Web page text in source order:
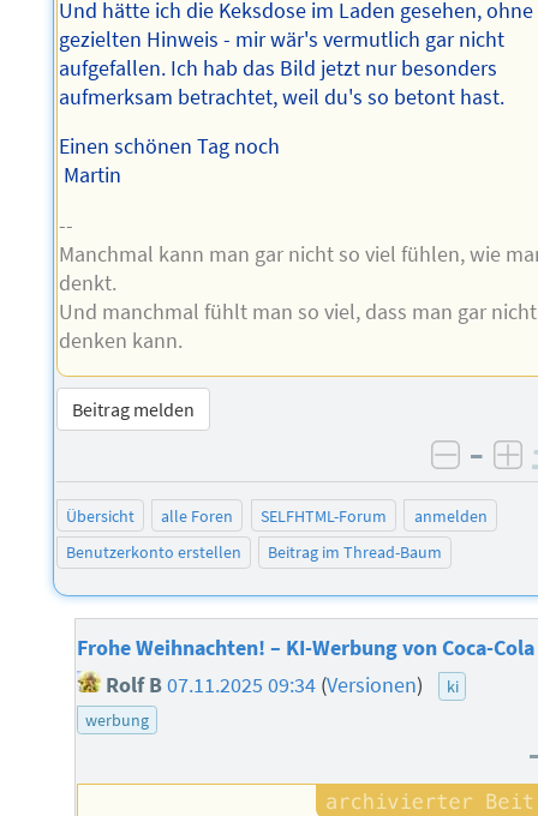
Und hätte ich die Keksdose im Laden gesehen, ohne
gezielten Hinweis - mir wär's vermutlich gar nicht
aufgefallen. Ich hab das Bild jetzt nur besonders
aufmerksam betrachtet, weil du's so betont hast.
Einen schönen Tag noch
Martin
--
Manchmal kann man gar nicht so viel fühlen, wie
denkt.
Und manchmal fühlt man so viel, dass man gar nicht
denken kann.
Beitrag melden
–
Übersicht alle Foren SELFHTML-Forum
anmelden
Benutzerkonto erstellen
Beitrag im Thread-Baum
Frohe Weihnachten! – KI-Werbung von Coca-Cola
Rolf B07.11.2025 09:34 (Versionen)
ki
werbung